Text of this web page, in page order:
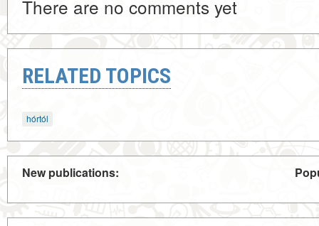
There are no comments yet
RELATED TOPICS
hórtól
New publications: